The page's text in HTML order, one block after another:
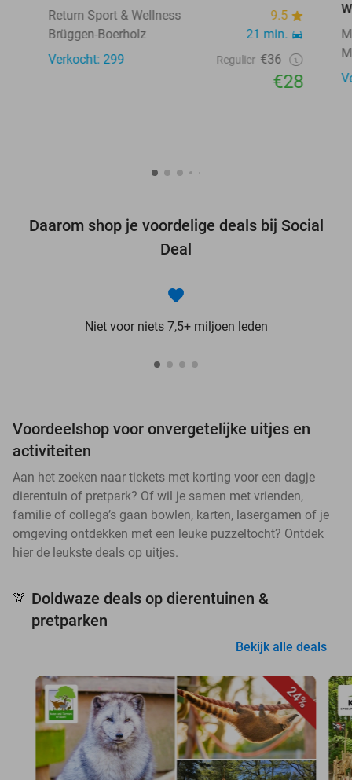
Return Sport & Wellness
9.5
Brüggen-Boerholz
21 min.
Verkocht: 299
Regulier €36
€28
Daarom shop je voordelige deals bij Social
Deal
Niet voor niets 7,5+ miljoen leden
Voordeelshop voor onvergetelijke uitjes en
activiteiten
Aan het zoeken naar tickets met korting voor een dagje
dierentuin of pretpark? Of wil je samen met vrienden,
familie of collega’s gaan bowlen, karten, lasergamen of je
omgeving ontdekken met een leuke puzzeltocht? Ontdek
hier de leukste deals op uitjes.
🦒 Doldwaze deals op dierentuinen &
pretparken
Bekijk alle deals
24%